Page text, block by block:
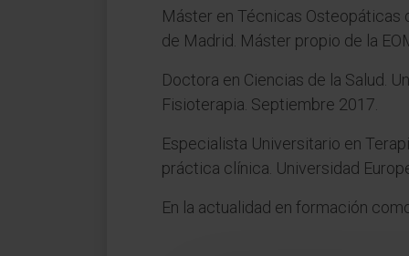
Máster en Técnicas Osteopáticas
de Madrid. Máster propio de la
Doctora en Ciencias de la Salud.
Fisioterapia. Septiembre 2017.
Especialista Universitario en
práctica clínica. Universidad
En la actualidad en formación